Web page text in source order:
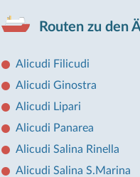
Routen zu den
Alicudi Filicudi
Alicudi Ginostra
Alicudi Lipari
Alicudi Panarea
Alicudi Salina Rinella
Alicudi Salina S.Marina